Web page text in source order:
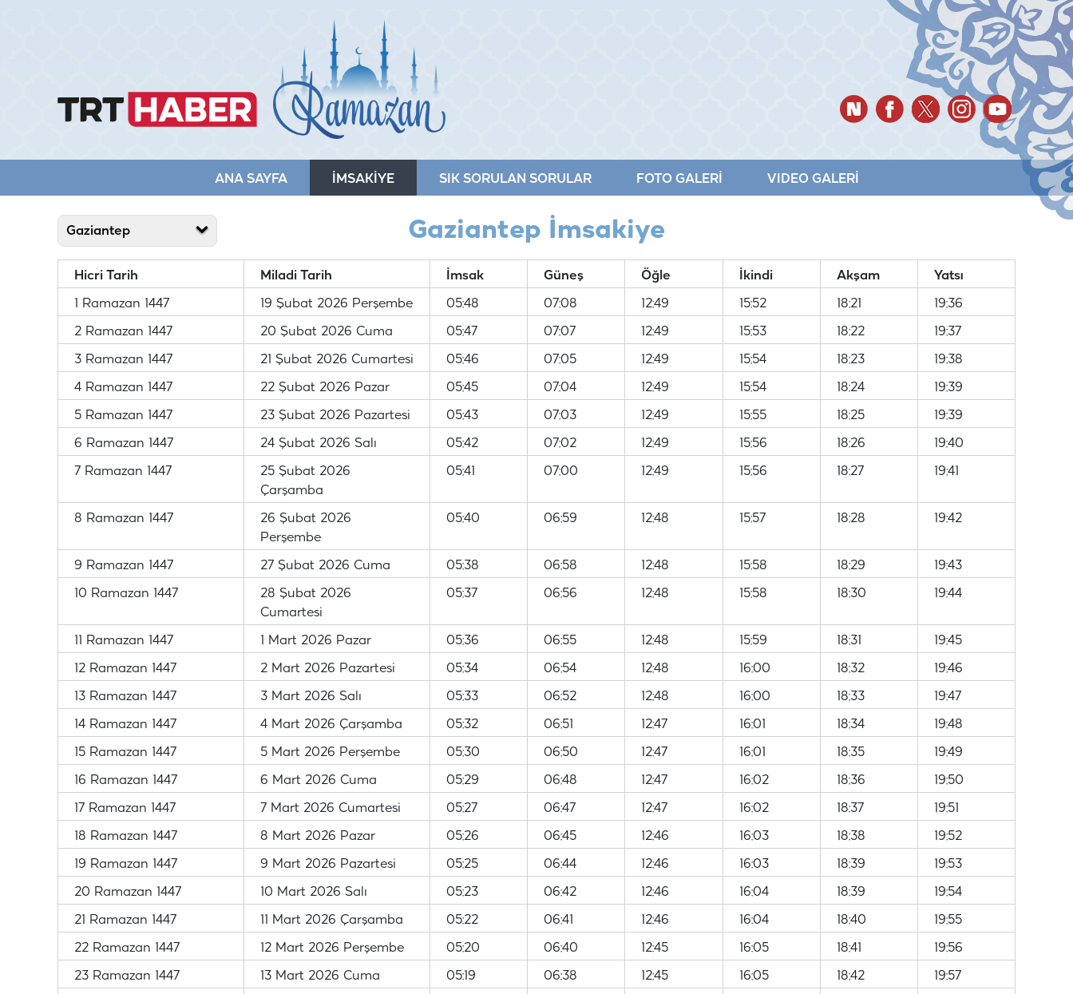
ANA SAYFA İMSAKİYE SIK SORULAN SORULAR FOTO GALERİ VIDEO GALERİ
Gaziantep Gaziantep İmsakiye
Hicri Tarih Miladi Tarih İmsak Güneş Öğle İkindi Akşam Yatsı
1 Ramazan 1447 19 Şubat 2026 Perşembe 05:48 07:08 12:49 15:52 18:21 19:36
2 Ramazan 1447 20 Şubat 2026 Cuma 05:47 07:07 12:49 15:53 18:22 19:37
3 Ramazan 1447 21 Şubat 2026 Cumartesi 05:46 07:05 12:49 15:54 18:23 19:38
4 Ramazan 1447 22 Şubat 2026 Pazar 05:45 07:04 12:49 15:54 18:24 19:39
5 Ramazan 1447 23 Şubat 2026 Pazartesi 05:43 07:03 12:49 15:55 18:25 19:39
6 Ramazan 1447 24 Şubat 2026 Salı 05:42 07:02 12:49 15:56 18:26 19:40
7 Ramazan 1447
25 Şubat 2026
Çarşamba
05:41 07:00 12:49 15:56 18:27 19:41
8 Ramazan 1447
26 Şubat 2026
Perşembe
05:40 06:59 12:48 15:57 18:28 19:42
9 Ramazan 1447 27 Şubat 2026 Cuma 05:38 06:58 12:48 15:58 18:29 19:43
10 Ramazan 1447
28 Şubat 2026
Cumartesi
05:37 06:56 12:48 15:58 18:30 19:44
11 Ramazan 1447 1 Mart 2026 Pazar 05:36 06:55 12:48 15:59 18:31 19:45
12 Ramazan 1447 2 Mart 2026 Pazartesi 05:34 06:54 12:48 16:00 18:32 19:46
13 Ramazan 1447 3 Mart 2026 Salı 05:33 06:52 12:48 16:00 18:33 19:47
14 Ramazan 1447 4 Mart 2026 Çarşamba 05:32 06:51 12:47 16:01 18:34 19:48
15 Ramazan 1447 5 Mart 2026 Perşembe 05:30 06:50 12:47 16:01 18:35 19:49
16 Ramazan 1447 6 Mart 2026 Cuma 05:29 06:48 12:47 16:02 18:36 19:50
17 Ramazan 1447 7 Mart 2026 Cumartesi 05:27 06:47 12:47 16:02 18:37 19:51
18 Ramazan 1447 8 Mart 2026 Pazar 05:26 06:45 12:46 16:03 18:38 19:52
19 Ramazan 1447 9 Mart 2026 Pazartesi 05:25 06:44 12:46 16:03 18:39 19:53
20 Ramazan 1447 10 Mart 2026 Salı 05:23 06:42 12:46 16:04 18:39 19:54
21 Ramazan 1447 11 Mart 2026 Çarşamba 05:22 06:41 12:46 16:04 18:40 19:55
22 Ramazan 1447 12 Mart 2026 Perşembe 05:20 06:40 12:45 16:05 18:41 19:56
23 Ramazan 1447 13 Mart 2026 Cuma 05:19 06:38 12:45 16:05 18:42 19:57